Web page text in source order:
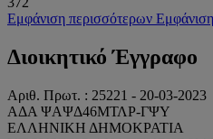
Εμφάνιση περισσότερων
Διοικητικό Έγγραφο
Αριθ. Πρωτ. : 25221 - 20-03-2023
ΑΔΑ ΨΑΨΔ46ΜΤΛΡ-ΓΨΥ
ΕΛΛΗΝΙΚΗ ΔΗΜΟΚΡΑΤΙΑ